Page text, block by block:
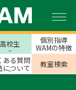
高校生
個別指導
WAMの特徴
ある質問
について
教室検索